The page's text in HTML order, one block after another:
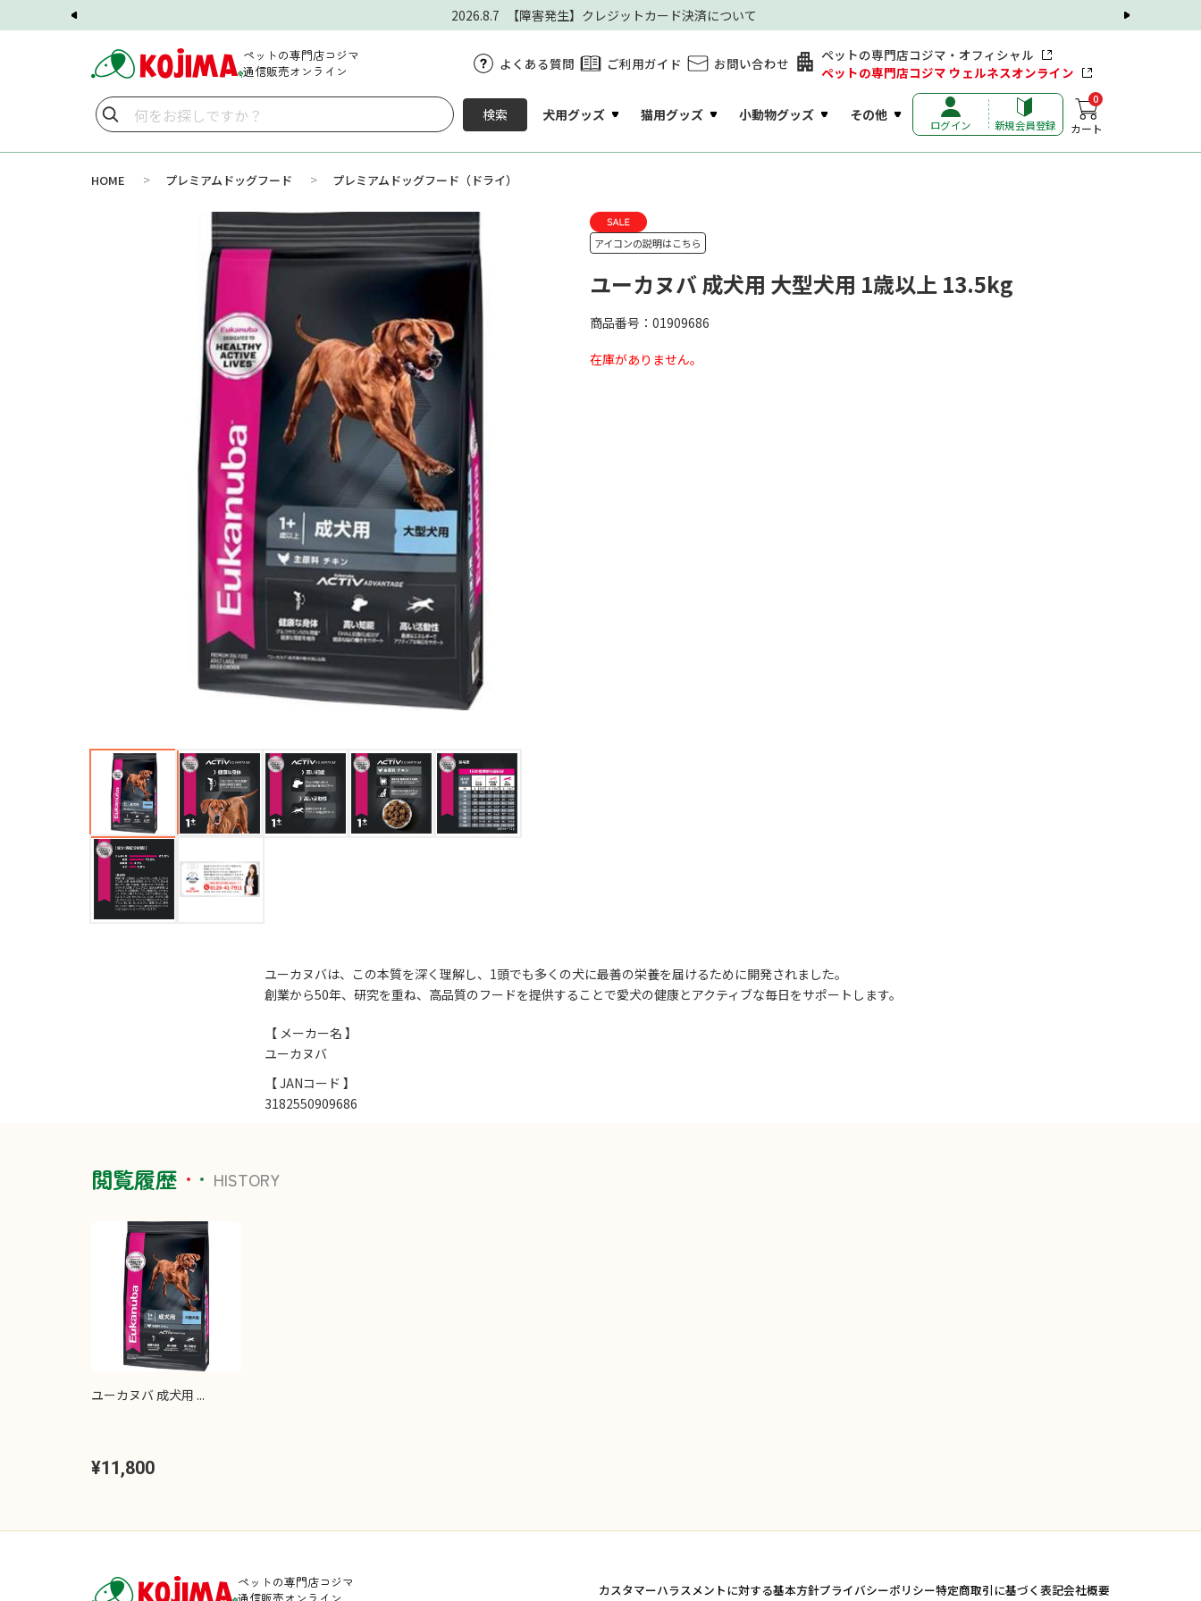
2026.8.7 【障害発生】クレジットカード決済について
ペットの専門店コジマ
通信販売オンライン
よくある質問 ご利用ガイド お問い合わせ
ペットの専門店コジマ・オフィシャル
ペットの専門店コジマ ウェルネスオンライン
検索 犬用グッズ 猫用グッズ 小動物グッズ その他
ログイン 新規会員登録
0
カート
HOME > プレミアムドッグフード > プレミアムドッグフード（ドライ）
アイコンの説明はこちら
ユーカヌバ 成犬用 大型犬用 1歳以上 13.5kg
商品番号：01909686
在庫がありません。
ユーカヌバは、この本質を深く理解し、1頭でも多くの犬に最善の栄養を届けるために開発されました。
創業から50年、研究を重ね、高品質のフードを提供することで愛犬の健康とアクティブな毎日をサポートします。
【 メーカー名 】
ユーカヌバ
【 JANコード 】
3182550909686
閲覧履歴 HISTORY
ユーカヌバ 成犬用 ...
¥11,800
ペットの専門店コジマ
カスタマーハラスメントに対する基本方針プライバシーポリシー特定商取引に基づく表記会社概要